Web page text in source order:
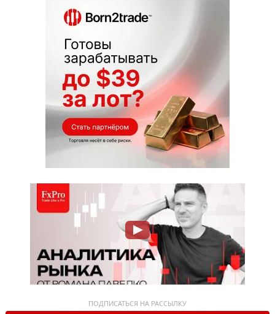
ПОДПИСАТЬСЯ НА РАССЫЛКУ